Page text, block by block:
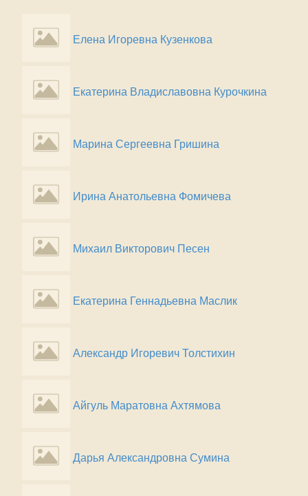
Елена Игоревна Кузенкова
Екатерина Владиславовна Курочкина
Марина Сергеевна Гришина
Ирина Анатольевна Фомичева
Михаил Викторович Песен
Екатерина Геннадьевна Маслик
Александр Игоревич Толстихин
Айгуль Маратовна Ахтямова
Дарья Александровна Сумина